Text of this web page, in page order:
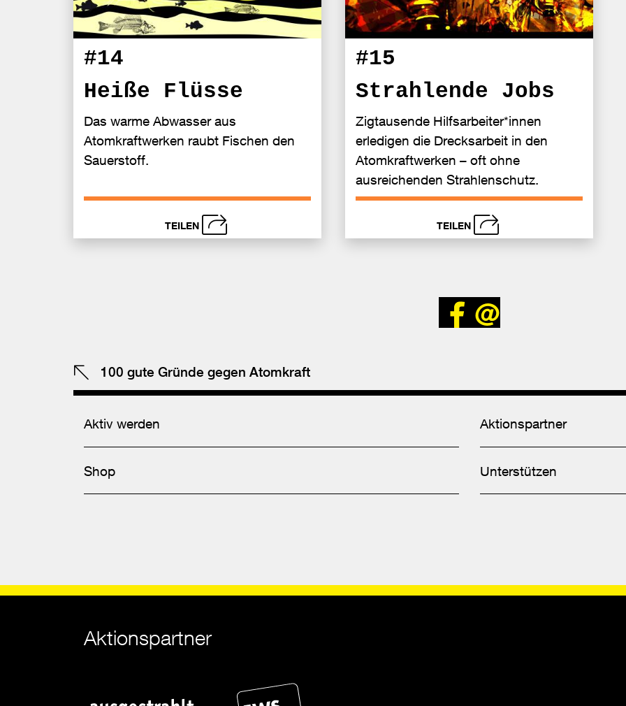
#14
Heiße Flüsse
Das warme Abwasser aus
Atomkraftwerken raubt Fischen den
Sauerstoff.
TEILEN
#15
Strahlende Jobs
Zigtausende Hilfsarbeiter*innen
erledigen die Drecksarbeit in den
Atomkraftwerken – oft ohne
ausreichenden Strahlenschutz.
TEILEN
Bei
Facebook
100 gute Gründe gegen Atomkraft
Aktiv werden
Shop
Aktionspartner
Unterstützen
Aktionspartner